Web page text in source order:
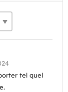
tel quel